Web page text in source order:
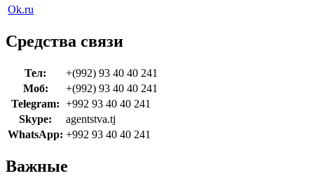
Ok.ru
Средства связи
Тел:
+(992) 93 40 40 241
Моб:
+(992) 93 40 40 241
Telegram: +992 93 40 40 241
Skype:
agentstva.tj
WhatsApp: +992 93 40 40 241
Важные